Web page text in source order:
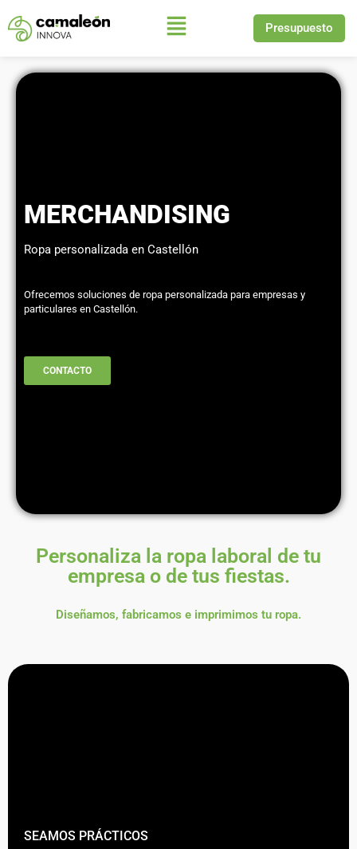
Saltar
contenido
Presupuesto
MERCHANDISING
Ropa personalizada en Castellón
Ofrecemos soluciones de ropa personalizada para empresas y
particulares en Castellón.
CONTACTO
Personaliza la ropa laboral de tu
empresa o de tus fiestas.
Diseñamos, fabricamos e imprimimos tu ropa.
SEAMOS PRÁCTICOS